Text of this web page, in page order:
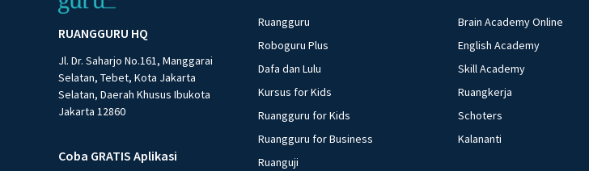
RUANGGURU HQ
Jl. Dr. Saharjo No.161, Manggarai
Selatan, Tebet, Kota Jakarta
Selatan, Daerah Khusus Ibukota
Jakarta 12860
Coba GRATIS Aplikasi
Ruangguru
Roboguru Plus
Dafa dan Lulu
Kursus for Kids
Ruangguru for Kids
Ruangguru for Business
Ruanguji
Brain Academy Online
English Academy
Skill Academy
Ruangkerja
Schoters
Kalananti